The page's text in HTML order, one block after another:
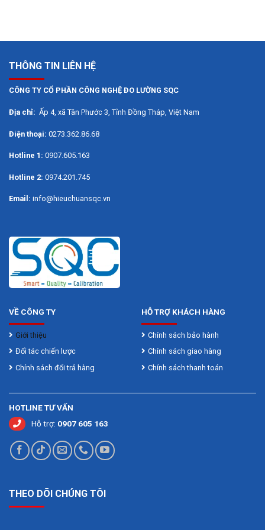
THÔNG TIN LIÊN HỆ
CÔNG TY CỔ PHẦN CÔNG NGHỆ ĐO LƯỜNG SQC
Địa chỉ: Ấp 4, xã Tân Phước 3, Tỉnh Đồng Tháp, Việt Nam
Điện thoại: 0273.362.86.68
Hotline 1: 0907.605.163
Hotline 2: 0974.201.745
Email: info@hieuchuansqc.vn
VỀ CÔNG TY
Giới thiệu
Đối tác chiến lược
Chính sách đổi trả hàng
HỖ TRỢ KHÁCH HÀNG
Chính sách bảo hành
Chính sách giao hàng
Chính sách thanh toán
HOTLINE TƯ VẤN
Hỗ trợ: 0907 605 163
THEO DÕI CHÚNG TÔI